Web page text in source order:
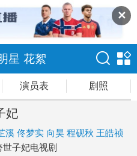
✕
星 花絮
演员表 剧照
妃
溪 佟梦实 向昊 程砚秋 王皓祯
世子妃电视剧